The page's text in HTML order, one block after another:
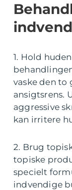
1. Hold
vaske den to
ansigtsrens.
aggressive
kan irritere
2. Brug
topiske
specielt
indvendige